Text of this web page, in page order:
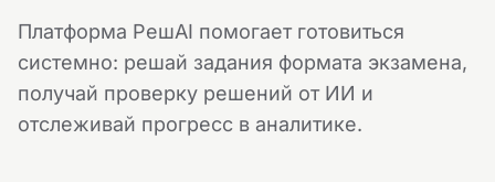
Платформа РешAI помогает готовиться
системно: решай задания формата экзамена,
получай проверку решений от ИИ и
отслеживай прогресс в аналитике.